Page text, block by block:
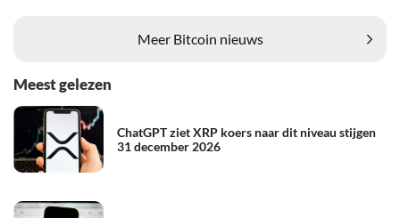
Meer Bitcoin nieuws
Meest gelezen
ChatGPT ziet XRP koers naar dit niveau stijgen
31 december 2026